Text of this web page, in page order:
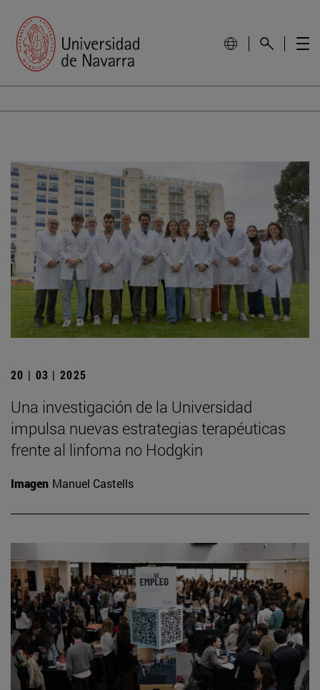
20 | 03 | 2025
Una investigación de la Universidad
impulsa nuevas estrategias terapéuticas
frente al linfoma no Hodgkin
Imagen Manuel Castells